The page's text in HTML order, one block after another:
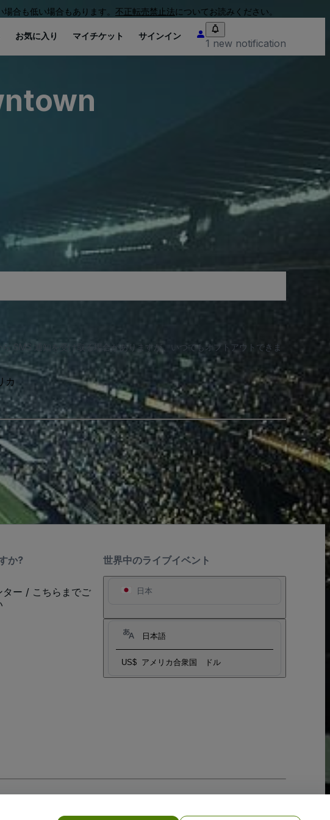
合も低い場合もあります。 不正転売禁止法についてお読みください。
お気に入り マイチケット サインイン
1 new notification
ら SMS 通知を受け取る場合がありますが、いつでもオプトアウトできま
カ
世界中のライブイベント
日本
日本語
US$ アメリカ合衆国 ドル
か?
ター / こちらまでご